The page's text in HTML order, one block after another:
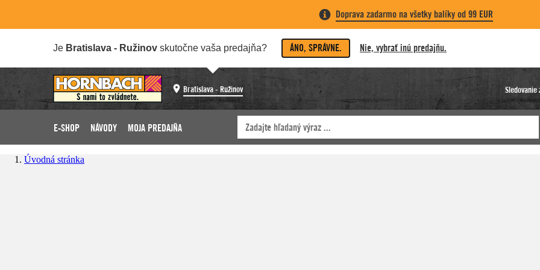
Doprava zadarmo na všetky balíky od 99 EUR
Je Bratislava - Ružinov skutočne vaša predajňa? ÁNO, SPRÁVNE. Nie, vybrať inú predajňu.
Bratislava - Ružinov Sledovanie
E-SHOP NÁVODY MOJA PREDAJŇA
Úvodná stránka